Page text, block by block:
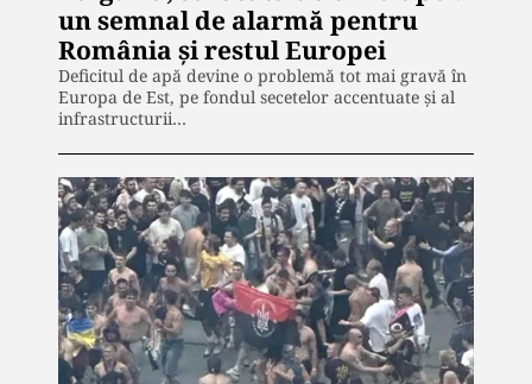
un semnal de alarmă pentru
România și restul Europei
Deficitul de apă devine o problemă tot mai gravă în
Europa de Est, pe fondul secetelor accentuate și al
infrastructurii…